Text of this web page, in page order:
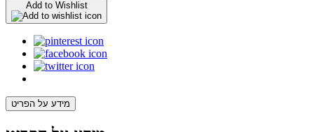
Add to Wishlist
מידע על הפריט